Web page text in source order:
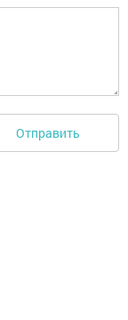
Отправить